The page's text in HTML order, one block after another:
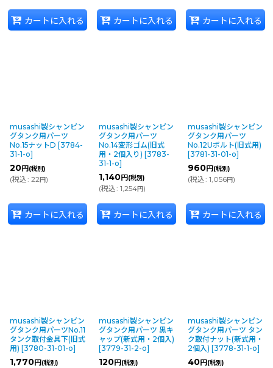
カートに入れる カートに入れる カートに入れる
musashi製シャンピン
グタンク用パーツ
No.15ナットD [3784-
31-1-o]
20円 (税別)
(税込: 22円)
カートに入れる
musashi製シャンピン
グタンク用パーツ
No.14変形ゴム(旧式
用・2個入り) [3783-
31-1-o]
1,140円 (税別)
(税込: 1,254円)
カートに入れる
musashi製シャンピン
グタンク用パーツ
No.12Uボルト(旧式用)
[3781-31-01-o]
960円 (税別)
(税込: 1,056円)
カートに入れる
musashi製シャンピン
グタンク用パーツNo.11
タンク取付金具下(旧式
用) [3780-31-01-o]
1,770円 (税別)
musashi製シャンピン
グタンク用パーツ 黒キ
ャップ(新式用・2個入)
[3779-31-2-o]
120円 (税別)
musashi製シャンピン
グタンク用パーツ タン
ク取付ナット(新式用・
2個入) [3778-31-1-o]
40円 (税別)